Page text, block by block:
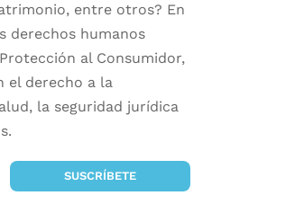
entre otros? En
derechos humanos
al Consumidor,
el derecho a la
la seguridad jurídica
SUSCRÍBETE